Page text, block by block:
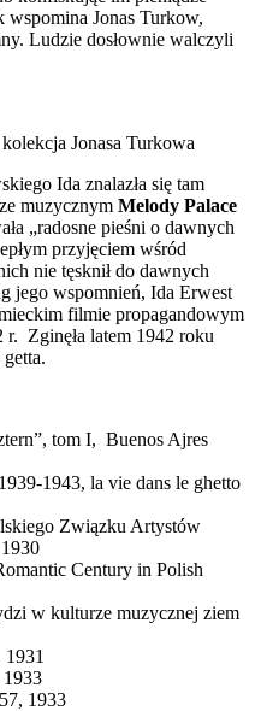
Jonas Turkow,
Ludzie dosłownie walczyli
Jonasa Turkowa
Ida znalazła się tam
muzycznym Melody Palace
„radosne pieśni o dawnych
przyjęciem wśród
nie tęsknił do dawnych
jego wspomnień, Ida Erwest
filmie propagandowym
Zginęła latem 1942 roku
tom I, Buenos Ajres
1943, la vie dans le ghetto
Związku Artystów
Century in Polish
w kulturze muzycznej ziem
1933
1933